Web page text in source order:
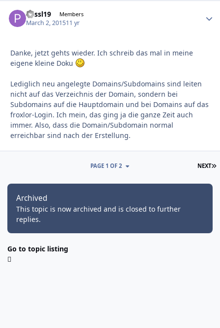
Passl19 Members
March 2, 201511 yr
Danke, jetzt gehts wieder. Ich schreib das mal in meine
eigene kleine Doku
Lediglich neu angelegte Domains/Subdomains sind leiten
nicht auf das Verzeichnis der Domain, sondern bei
Subdomains auf die Hauptdomain und bei Domains auf das
froxlor-Login. Ich mein, das ging ja die ganze Zeit auch
immer. Also, dass die Domain/Subdomain normal
erreichbar sind nach der Erstellung.
NEXT
PAGE 1 OF 2
Archived
This topic is now archived and is closed to further
replies.
Go to topic listing